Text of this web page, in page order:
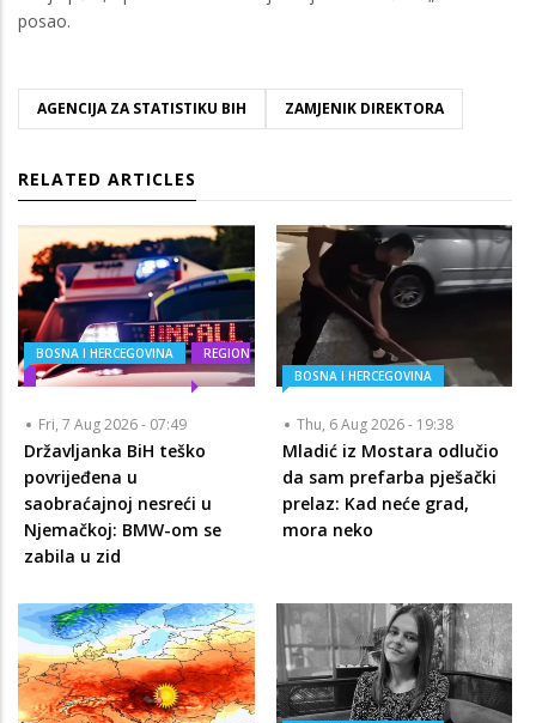
posao.
AGENCIJA ZA STATISTIKU BIH ZAMJENIK DIREKTORA
RELATED ARTICLES
BOSNA I HERCEGOVINA REGION
Fri, 7 Aug 2026 - 07:49
Državljanka BiH teško
povrijeđena u
saobraćajnoj nesreći u
Njemačkoj: BMW-om se
zabila u zid
BOSNA I HERCEGOVINA
Thu, 6 Aug 2026 - 19:38
Mladić iz Mostara odlučio
da sam prefarba pješački
prelaz: Kad neće grad,
mora neko